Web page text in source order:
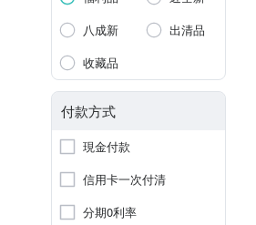
八成新
出清品
收藏品
付款方式
現金付款
信用卡一次付清
分期0利率